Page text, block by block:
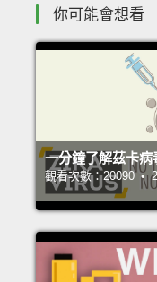
你可能會想看
一分鐘了解茲卡病
觀看次數：20090 •